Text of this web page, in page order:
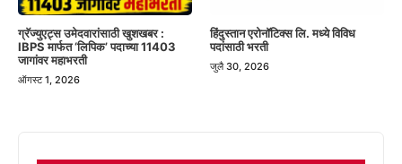
ग्रॅज्युएट्स उमेदवारांसाठी खुशखबर :
IBPS मार्फत ‘लिपिक’ पदाच्या 11403
जागांवर महाभरती
ऑगस्ट 1, 2026
हिंदुस्तान एरोनॉटिक्स लि. मध्ये विविध
पदांसाठी भरती
जुलै 30, 2026